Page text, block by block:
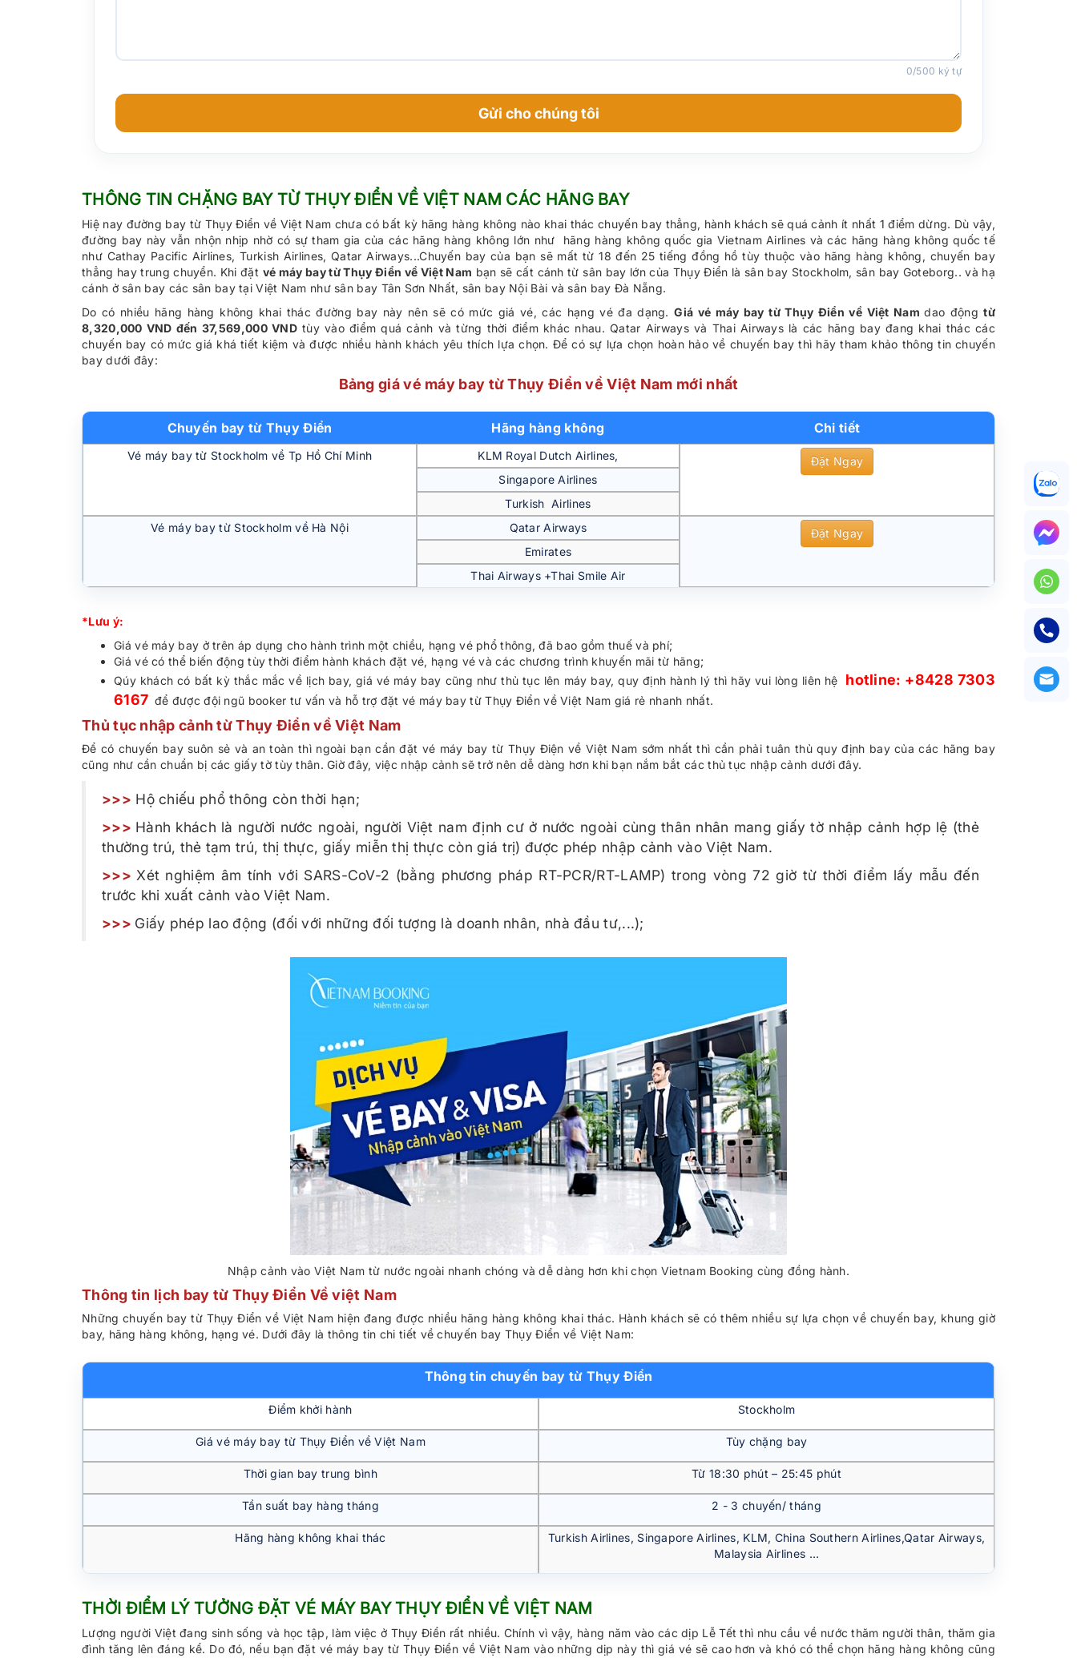
0/500 ký tự
Gửi cho chúng tôi
THÔNG TIN CHẶNG BAY TỪ THỤY ĐIỂN VỀ VIỆT NAM CÁC HÃNG BAY
Hiệ nay đường bay từ Thụy Điển về Việt Nam chưa có bất kỳ hãng hàng không nào khai thác chuyến bay thẳng, hành khách sẽ quá cảnh ít nhất 1 điểm dừng. Dù vậy,
đường bay này vẫn nhộn nhịp nhờ có sự tham gia của các hãng hàng không lớn như hãng hàng không quốc gia Vietnam Airlines và các hãng hàng không quốc tế
như Cathay Pacific Airlines, Turkish Airlines, Qatar Airways...Chuyến bay của bạn sẽ mất từ 18 đến 25 tiếng đồng hồ tùy thuộc vào hãng hàng không, chuyến bay
thẳng hay trung chuyển. Khi đặt vé máy bay từ Thụy Điển về Việt Nam bạn sẽ cất cánh từ sân bay lớn của Thụy Điển là sân bay Stockholm, sân bay Goteborg.. và hạ
cánh ở sân bay các sân bay tại Việt Nam như sân bay Tân Sơn Nhất, sân bay Nội Bài và sân bay Đà Nẵng.
Do có nhiều hãng hàng không khai thác đường bay này nên sẽ có mức giá vé, các hạng vé đa dạng.Giá vé máy bay từ Thụy Điển về Việt Namdao độngtừ
8,320,000 VND đến 37,569,000 VNDtùy vào điểm quá cảnh và từng thời điểm khác nhau. Qatar Airways và Thai Airways là các hãng bay đang khai thác các
chuyến bay có mức giá khá tiết kiệm và được nhiều hành khách yêu thích lựa chọn. Để có sự lựa chọn hoàn hảo về chuyến bay thì hãy tham khảo thông tin chuyến
bay dưới đây:
Bảng giá vé máy bay từ Thụy Điển về Việt Nam mới nhất
Chuyến bay từ Thụy Điển Hãng hàng không Chi tiết
Vé máy bay từ Stockholm về Tp Hồ Chí Minh KLM Royal Dutch Airlines,
Đặt Ngay
Singapore Airlines
Turkish Airlines
Vé máy bay từ Stockholm về Hà Nội
Qatar Airways
Đặt Ngay
Emirates
Thai Airways +Thai Smile Air
*Lưu ý:
Giá vé máy bay ở trên áp dụng cho hành trình một chiều, hạng vé phổ thông, đã bao gồm thuế và phí;
Giá vé có thể biến động tùy thời điểm hành khách đặt vé, hạng vé và các chương trình khuyến mãi từ hãng;
Qúy khách có bất kỳ thắc mắc về lịch bay, giá vé máy bay cũng như thủ tục lên máy bay, quy định hành lý thì hãy vui lòng liên hệ hotline: +8428 7303
6167 để được đội ngũ booker tư vấn và hỗ trợ đặt vé máy bay từ Thụy Điển về Việt Nam giá rẻ nhanh nhất.
Thủ tục nhập cảnh từ Thụy Điển về Việt Nam
Để có chuyến bay suôn sẻ và an toàn thì ngoài bạn cần đặt vé máy bay từ Thụy Điện về Việt Nam sớm nhất thì cần phải tuân thủ quy định bay của các hãng bay
cũng như cần chuẩn bị các giấy tờ tùy thân. Giờ đây, việc nhập cảnh sẽ trở nên dễ dàng hơn khi bạn nắm bắt các thủ tục nhập cảnh dưới đây.
>>> Hộ chiếu phổ thông còn thời hạn;
>>> Hành khách là người nước ngoài, người Việt nam định cư ở nước ngoài cùng thân nhân mang giấy tờ nhập cảnh hợp lệ (thẻ
thường trú, thẻ tạm trú, thị thực, giấy miễn thị thực còn giá trị) được phép nhập cảnh vào Việt Nam.
>>> Xét nghiệm âm tính với SARS-CoV-2 (bằng phương pháp RT-PCR/RT-LAMP) trong vòng 72 giờ từ thời điểm lấy mẫu đến
trước khi xuất cảnh vào Việt Nam.
>>> Giấy phép lao động (đối với những đối tượng là doanh nhân, nhà đầu tư,...);
Nhập cảnh vào Việt Nam từ nước ngoài nhanh chóng và dễ dàng hơn khi chọn Vietnam Booking cùng đồng hành.
Thông tin lịch bay từ Thụy Điển Về việt Nam
Những chuyến bay từ Thụy Điển về Việt Nam hiện đang được nhiều hãng hàng không khai thác. Hành khách sẽ có thêm nhiều sự lựa chọn về chuyến bay, khung giờ
bay, hãng hàng không, hạng vé. Dưới đây là thông tin chi tiết về chuyến bay Thụy Điển về Việt Nam:
Thông tin chuyến bay từ Thụy Điển
Điểm khởi hành Stockholm
Giá vé máy bay từ Thụy Điển về Việt Nam Tùy chặng bay
Thời gian bay trung bình Từ 18:30 phút – 25:45 phút
Tần suất bay hàng tháng 2 - 3 chuyến/ tháng
Hãng hàng không khai thác
Turkish Airlines, Singapore Airlines, KLM, China Southern Airlines,Qatar Airways,
Malaysia Airlines …
THỜI ĐIỂM LÝ TƯỞNG ĐẶT VÉ MÁY BAY THỤY ĐIỂN VỀ VIỆT NAM
Lượng người Việt đang sinh sống và học tập, làm việc ở Thụy Điển rất nhiều. Chính vì vậy, hàng năm vào các dịp Lễ Tết thì nhu cầu về nước thăm người thân, thăm gia
đình tăng lên đáng kể. Do đó, nếu bạn đặt vé máy bay từ Thụy Điển về Việt Nam vào những dịp này thì giá vé sẽ cao hơn và khó có thể chọn hãng hàng không cũng